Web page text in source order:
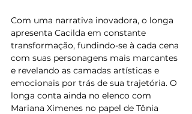
Com uma narrativa inovadora, o longa
apresenta Cacilda em constante
transformação, fundindo-se à cada cena
com suas personagens mais marcantes
e revelando as camadas artísticas e
emocionais por trás de sua trajetória. O
longa conta ainda no elenco com
Mariana Ximenes no papel de Tônia